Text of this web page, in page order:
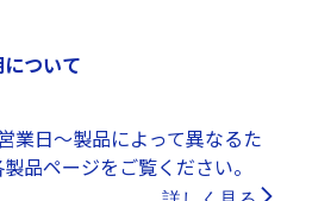
ついて
業日～製品によって異なるた
品ページをご覧ください。
詳しく見る